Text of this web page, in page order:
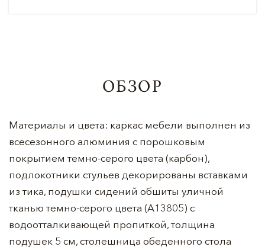
ОБЗОР
Материалы и цвета: каркас мебели выполнен из
всесезонного алюминия с порошковым
покрытием темно-серого цвета (карбон),
подлокотники стульев декорированы вставками
из тика, подушки сидений обшиты уличной
тканью темно-серого цвета (А13805) с
водоотталкивающей пропиткой, толщина
подушек 5 см, столешница обеденного стола